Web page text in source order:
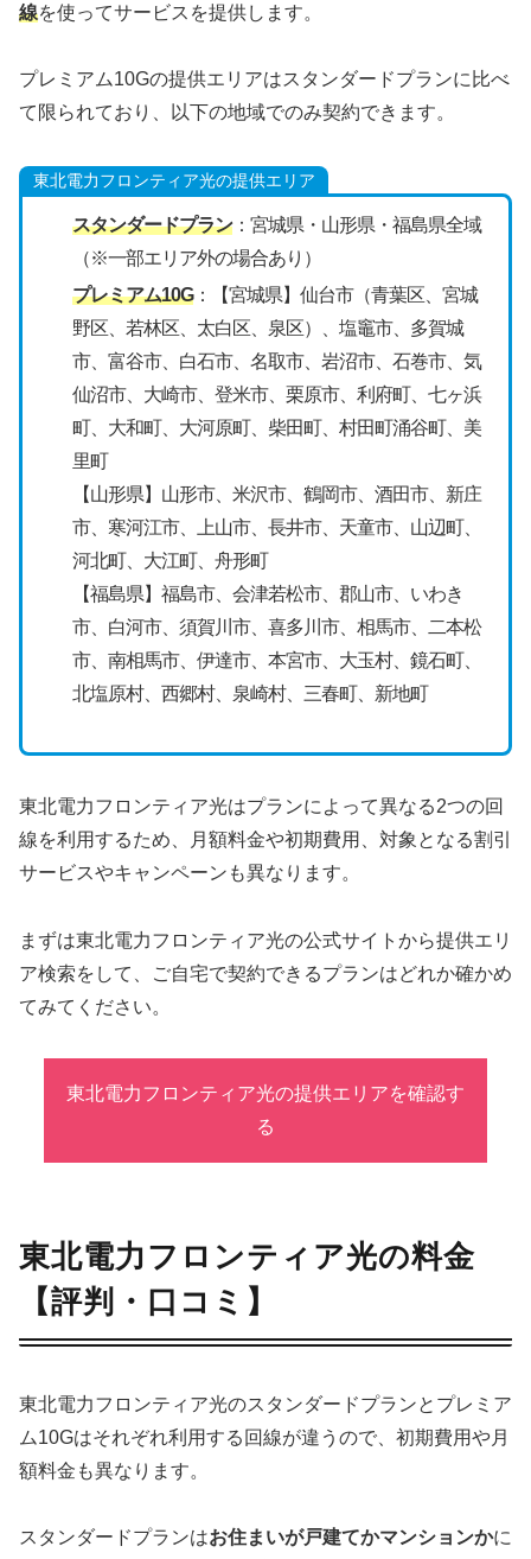
線を使ってサービスを提供します。
プレミアム10Gの提供エリアはスタンダードプランに比べ
て限られており、以下の地域でのみ契約できます。
東北電力フロンティア光の提供エリア
スタンダードプラン：宮城県・山形県・福島県全域
（※一部エリア外の場合あり）
プレミアム10G：【宮城県】仙台市（⻘葉区、宮城
野区、若林区、太⽩区、泉区）、塩竈市、多賀城
市、富谷市、⽩石市、名取市、岩沼市、石巻市、気
仙沼市、大崎市、登⽶市、栗原市、利府町、七ヶ浜
町、大和町、大河原町、柴⽥町、村⽥町涌谷町、美
⾥町
【山形県】山形市、米沢市、鶴岡市、酒田市、新庄
市、寒河江市、上山市、長井市、天童市、山辺町、
河北町、大江町、舟形町
【福島県】福島市、会津若松市、郡山市、いわき
市、白河市、須賀川市、喜多川市、相馬市、二本松
市、南相馬市、伊達市、本宮市、大玉村、鏡石町、
北塩原村、西郷村、泉崎村、三春町、新地町
東北電力フロンティア光はプランによって異なる2つの回
線を利用するため、月額料金や初期費用、対象となる割引
サービスやキャンペーンも異なります。
まずは東北電力フロンティア光の公式サイトから提供エリ
ア検索をして、ご自宅で契約できるプランはどれか確かめ
てみてください。
東北電力フロンティア光の提供エリアを確認す
る
東北電力フロンティア光の料金
【評判・口コミ】
東北電力フロンティア光のスタンダードプランとプレミア
ム10Gはそれぞれ利用する回線が違うので、初期費用や月
額料金も異なります。
スタンダードプランはお住まいが戸建てかマンションかに